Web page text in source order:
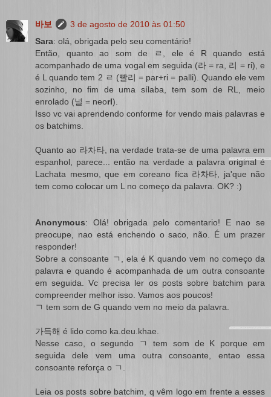
바보
3 de agosto de 2010 às 01:50
Sara: olá, obrigada pelo seu comentário!
Então, quanto ao som de ㄹ, ele é R quando está
acompanhado de uma vogal em seguida (라 = ra, 리 = ri), e
é L quando tem 2 ㄹ (빨리 = par+ri = palli). Quando ele vem
sozinho, no fim de uma sílaba, tem som de RL, meio
enrolado (널 = neorl).
Isso vc vai aprendendo conforme for vendo mais palavras e
os batchims.
Quanto ao 라차타, na verdade trata-se de uma palavra em
espanhol, parece... então na verdade a palavra original é
Lachata mesmo, que em coreano fica 라차타, ja'que não
tem como colocar um L no começo da palavra. OK? :)
Anonymous: Olá! obrigada pelo comentario! E nao se
preocupe, nao está enchendo o saco, não. É um prazer
responder!
Sobre a consoante ㄱ, ela é K quando vem no começo da
palavra e quando é acompanhada de um outra consoante
em seguida. Vc precisa ler os posts sobre batchim para
compreender melhor isso. Vamos aos poucos!
ㄱ tem som de G quando vem no meio da palavra.
가득해 é lido como ka.deu.khae.
Nesse caso, o segundo ㄱ tem som de K porque em
seguida dele vem uma outra consoante, entao essa
consoante reforça o ㄱ.
Leia os posts sobre batchim, q vêm logo em frente a esses